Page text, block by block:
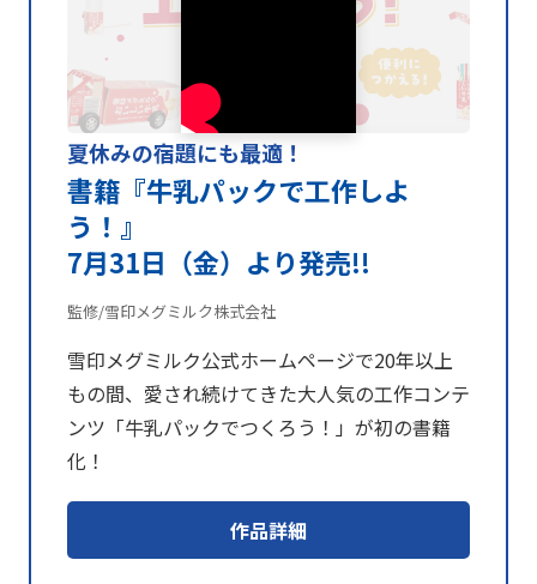
夏休みの宿題にも最適！
書籍『牛乳パックで工作しよ
う！』
7月31日（金）より発売!!
監修/雪印メグミルク株式会社
雪印メグミルク公式ホームページで20年以上
もの間、愛され続けてきた大人気の工作コンテ
ンツ「牛乳パックでつくろう！」が初の書籍
化！
作品詳細